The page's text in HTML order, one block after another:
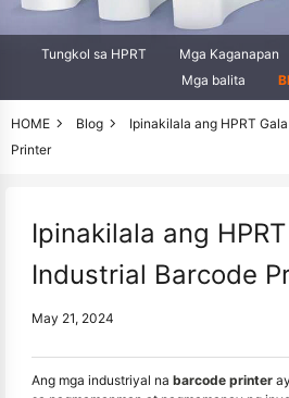
Tungkol sa HPRT Mga Kaganapan
Mga balita
HOME Blog
Ipinakilala ang HPRT
Printer
Ipinakilala ang
Industrial Barcode
May 21, 2024
Ang mga industriyal na barcode printer